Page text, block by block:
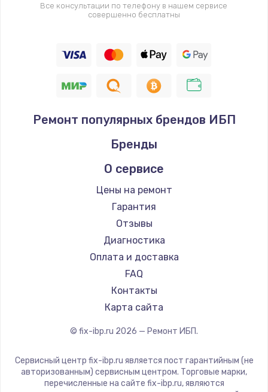
Все консультации по телефону в нашем сервисе
совершенно бесплатны
Ремонт популярных брендов ИБП
Бренды
О сервисе
Цены на ремонт
Гарантия
Отзывы
Диагностика
Оплата и доставка
FAQ
Контакты
Карта сайта
© fix-ibp.ru 2026 — Ремонт ИБП.
Сервисный центр fix-ibp.ru является пост гарантийным (не
авторизованным) сервисным центром. Торговые марки,
перечисленные на сайте fix-ibp.ru, являются